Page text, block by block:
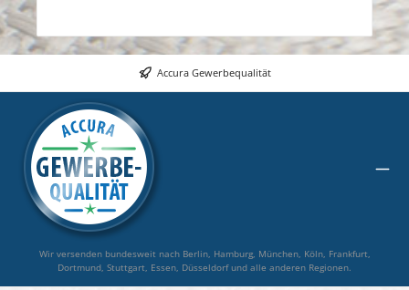
Accura Gewerbequalität
Wir versenden bundesweit nach Berlin, Hamburg, München, Köln, Frankfurt,
Dortmund, Stuttgart, Essen, Düsseldorf und alle anderen Regionen.